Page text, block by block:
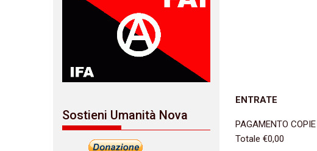
ENTRATE
PAGAMENTO COPIE
Totale €0,00
Sostieni Umanità Nova